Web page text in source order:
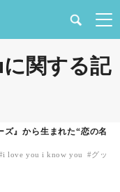
関する記
ズ』から生まれた“恋の名
i love you i know you
グッ